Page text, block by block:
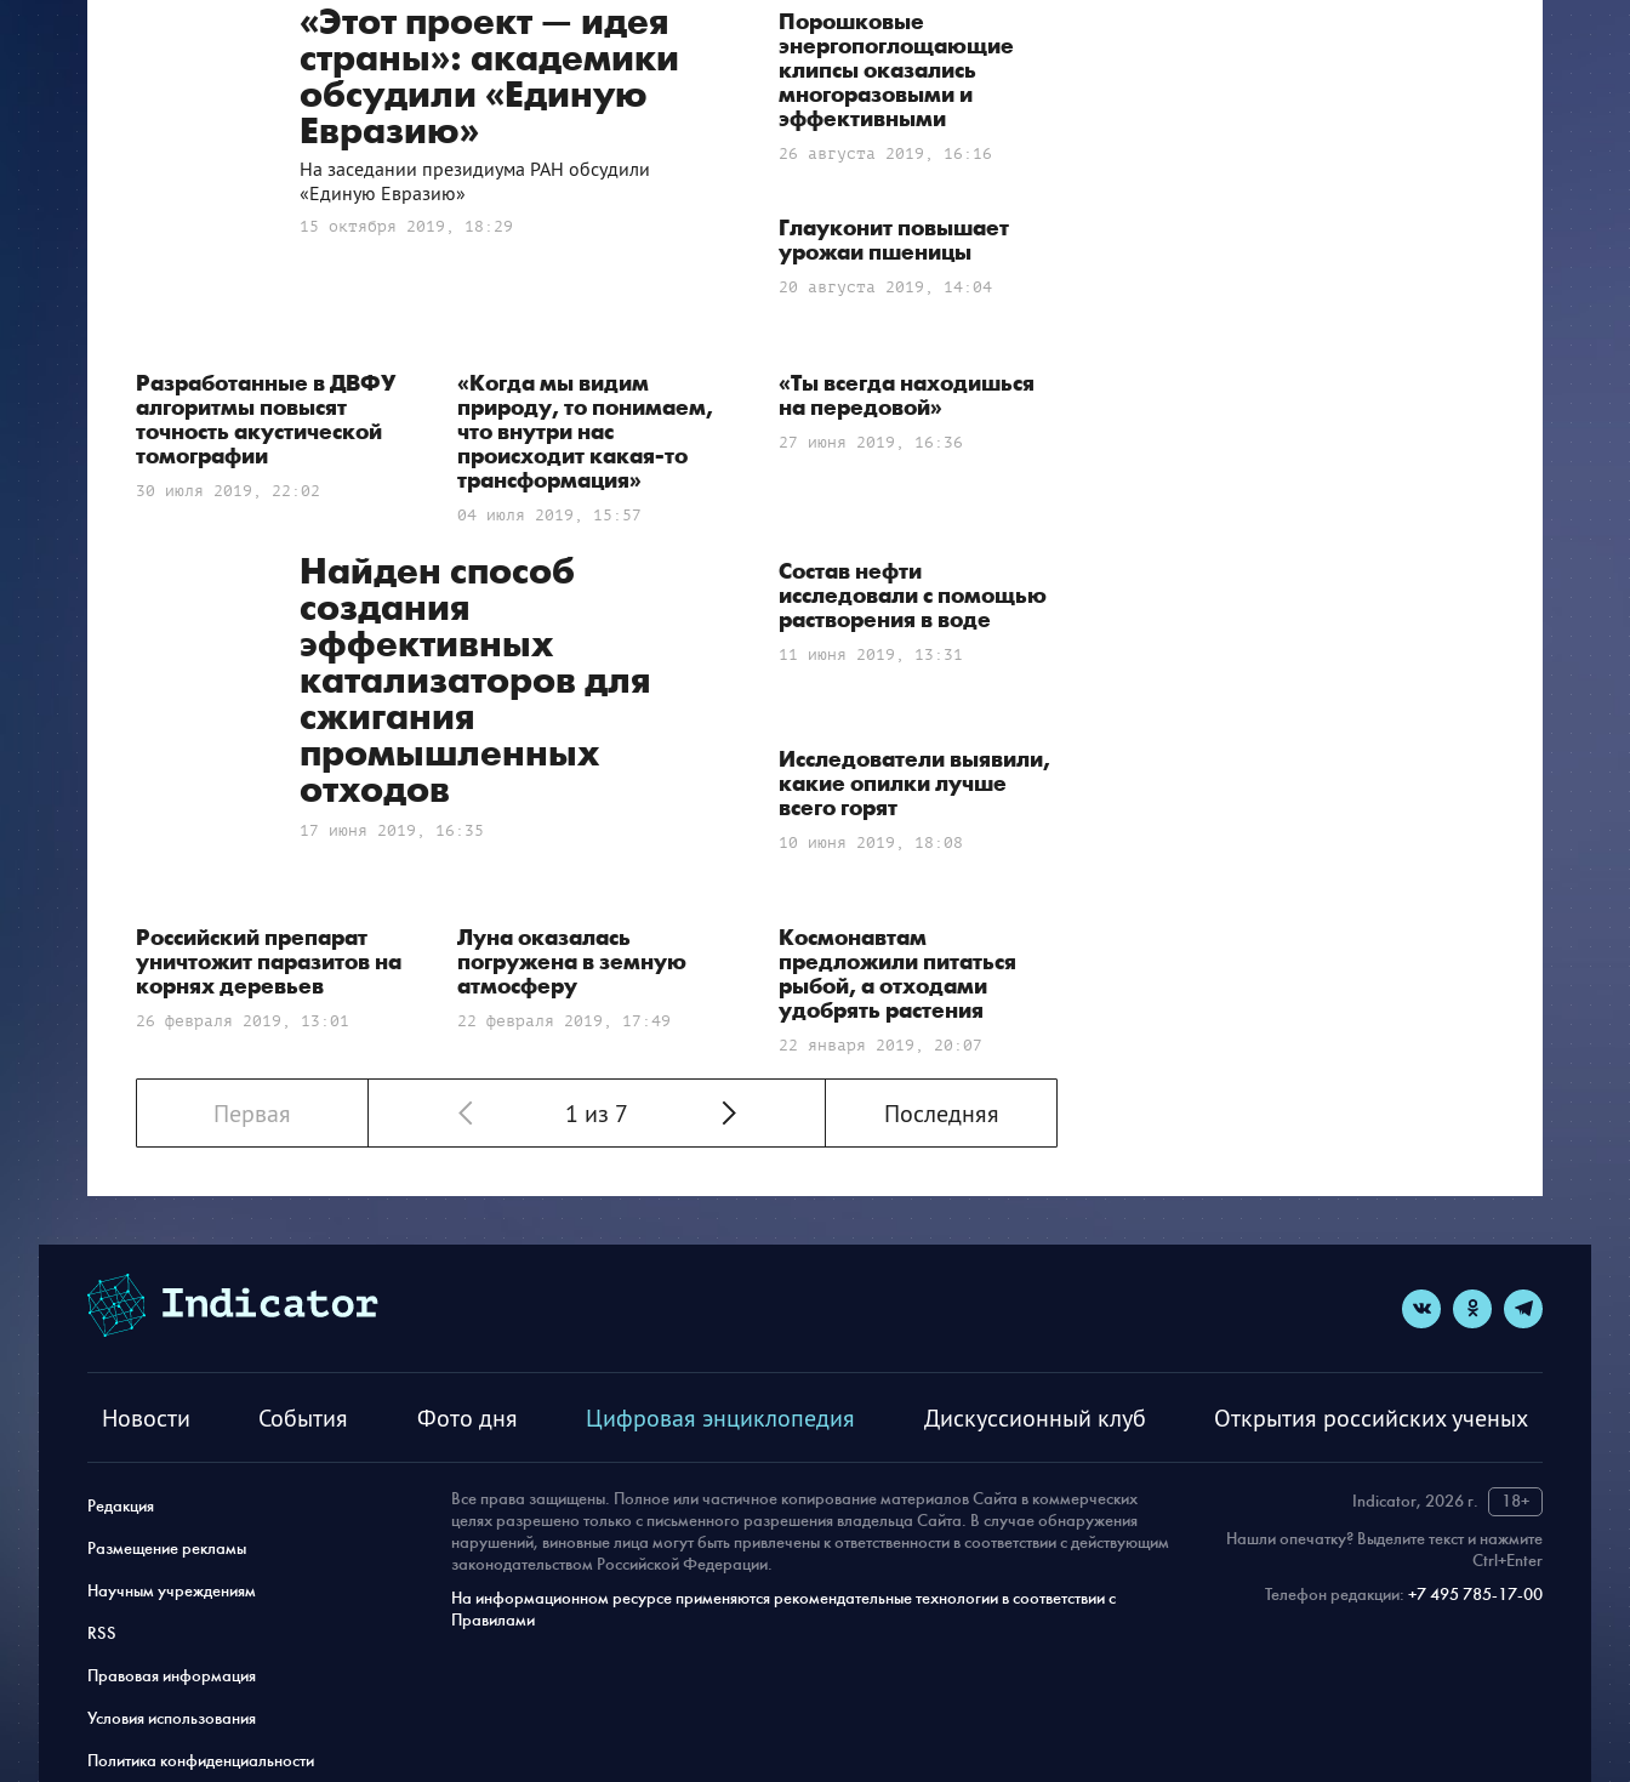
«Этот проект — идея
страны»: академики
обсудили «Единую
Евразию»
На заседании президиума РАН обсудили
«Единую Евразию»
15 октября 2019, 18:29
Порошковые
энергопоглощающие
клипсы оказались
многоразовыми и
эффективными
26 августа 2019, 16:16
Глауконит повышает
урожаи пшеницы
20 августа 2019, 14:04
Разработанные в ДВФУ
алгоритмы повысят
точность акустической
томографии
30 июля 2019, 22:02
«Когда мы видим
природу, то понимаем,
что внутри нас
происходит какая-то
трансформация»
04 июля 2019, 15:57
«Ты всегда находишься
на передовой»
27 июня 2019, 16:36
Найден способ
создания
эффективных
катализаторов для
сжигания
промышленных
отходов
17 июня 2019, 16:35
Состав нефти
исследовали с помощью
растворения в воде
11 июня 2019, 13:31
Исследователи выявили,
какие опилки лучше
всего горят
10 июня 2019, 18:08
Российский препарат
уничтожит паразитов на
корнях деревьев
26 февраля 2019, 13:01
Луна оказалась
погружена в земную
атмосферу
22 февраля 2019, 17:49
Космонавтам
предложили питаться
рыбой, а отходами
удобрять растения
22 января 2019, 20:07
Первая 1 из 7 Последняя
Новости События Фото дня Цифровая энциклопедия Дискуссионный клуб Открытия российских ученых
Редакция
Размещение рекламы
Научным учреждениям
RSS
Правовая информация
Условия использования
Политика конфиденциальности
Indicator, 2026 г.
18+
Нашли опечатку? Выделите текст и нажмите
Ctrl+Enter
Телефон редакции: +7 495 785-17-00
Все права защищены. Полное или частичное копирование материалов Сайта в коммерческих
целях разрешено только с письменного разрешения владельца Сайта. В случае обнаружения
нарушений, виновные лица могут быть привлечены к ответственности в соответствии с действующим
законодательством Российской Федерации.
На информационном ресурсе применяются рекомендательные технологии в соответствии с
Правилами